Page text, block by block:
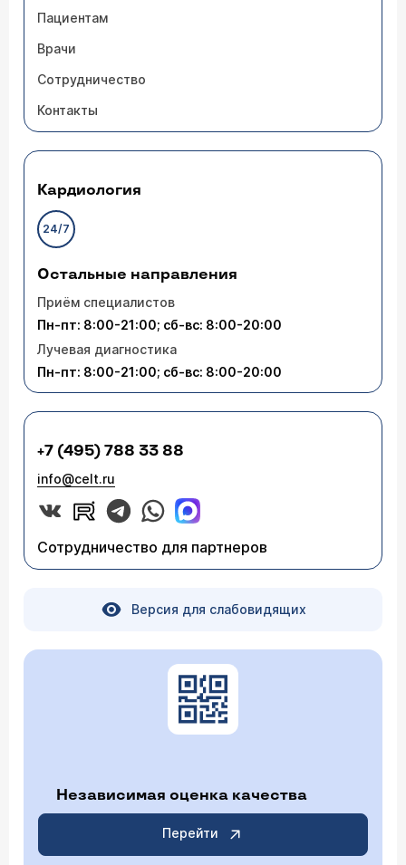
Пациентам
Врачи
Сотрудничество
Контакты
Кардиология
24/7
Остальные направления
Приём специалистов
Пн-пт: 8:00-21:00; сб-вс: 8:00-20:00
Лучевая диагностика
Пн-пт: 8:00-21:00; сб-вс: 8:00-20:00
+7 (495) 788 33 88
info@celt.ru
Сотрудничество для партнеров
Версия для слабовидящих
Независимая оценка качества
Перейти